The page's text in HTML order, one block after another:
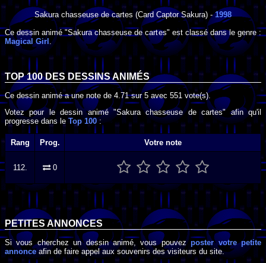
Sakura chasseuse de cartes (Card Captor Sakura) -1998
Ce dessin animé "Sakura chasseuse de cartes" est classé dans le genre :
Magical Girl.
TOP 100 DESDESSINS ANIMÉS
Ce dessin animé a une note de4.71sur5 avec 551 vote(s).
Votez pour le dessin animé "Sakura chasseuse de cartes" afin qu'il
progresse dans le Top 100:
Rang Prog. Votre note
112. 0
PETITES ANNONCES
Si vous cherchez un dessin animé, vous pouvezposter votre petite
annonceafin de faire appel aux souvenirs des visiteurs du site.